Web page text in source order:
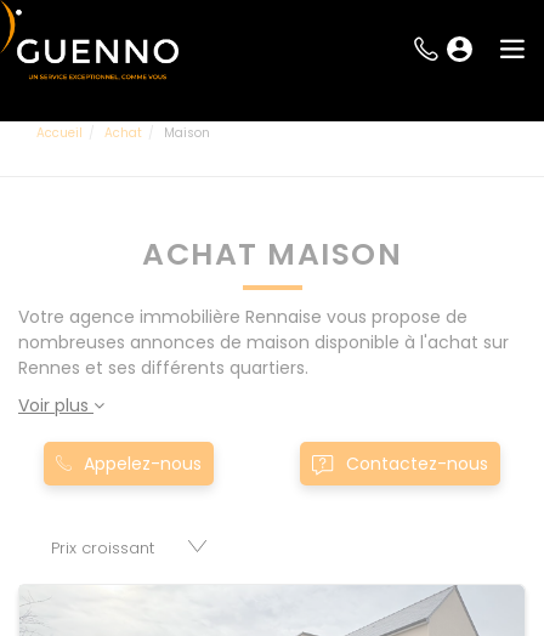
Accueil Achat Maison
ACHAT MAISON
Votre agence immobilière Rennaise vous propose de
nombreuses annonces de maison disponible à l'achat sur
Rennes et ses différents quartiers.
Voir plus
Appelez-nous Contactez-nous